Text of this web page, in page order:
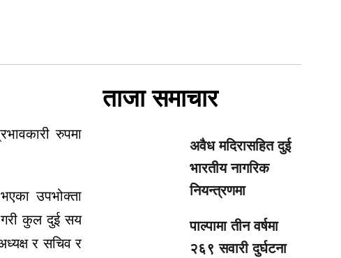
रुपमा
उपभोक्ता
गरी कुल दुई सय
र सचिव र
ताजा समाचार
अवैध मदिरासहित दुई
भारतीय नागरिक
नियन्त्रणमा
पाल्पामा तीन वर्षमा
२६९ सवारी दुर्घटना